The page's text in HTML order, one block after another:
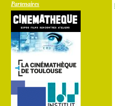
Partenaires